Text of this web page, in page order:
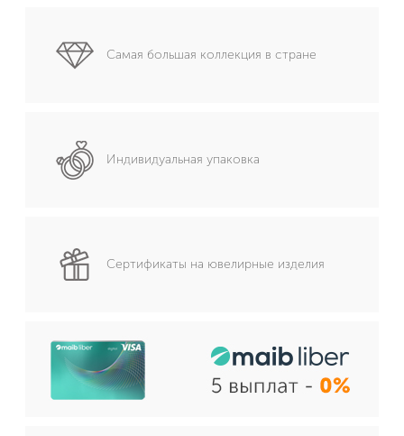
Самая большая коллекция в стране
Индивидуальная упаковка
Сертификаты на ювелирные изделия